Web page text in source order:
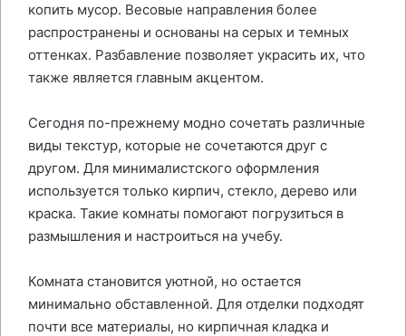
копить мусор. Весовые направления более
распространены и основаны на серых и темных
оттенках. Разбавление позволяет украсить их, что
также является главным акцентом.
Сегодня по-прежнему модно сочетать различные
виды текстур, которые не сочетаются друг с
другом. Для минималистского оформления
используется только кирпич, стекло, дерево или
краска. Такие комнаты помогают погрузиться в
размышления и настроиться на учебу.
Комната становится уютной, но остается
минимально обставленной. Для отделки подходят
почти все материалы, но кирпичная кладка и